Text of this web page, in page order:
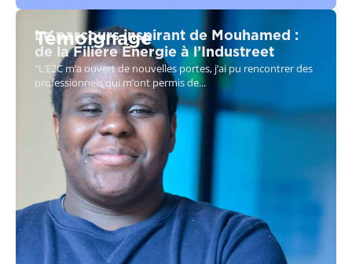
Témoignage
Le parcours inspirant de Mouhamed :
de la Filière Énergie à l’Industreet
"L’E2C m’a ouvert de nouvelles portes, j’ai pu rencontrer des
professionnels qui m’ont permis de...